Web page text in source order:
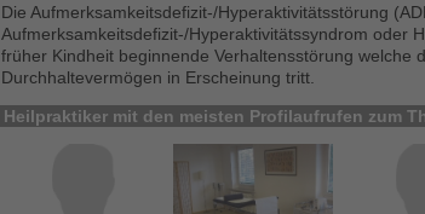
Die Aufmerksamkeitsdefizit-/Hyperaktivitätsstörung
Aufmerksamkeitsdefizit-/Hyperaktivitätssyndrom oder
früher Kindheit beginnende Verhaltensstörung welche
Durchhaltevermögen in Erscheinung tritt.
Heilpraktiker mit den meisten Profilaufrufen zum